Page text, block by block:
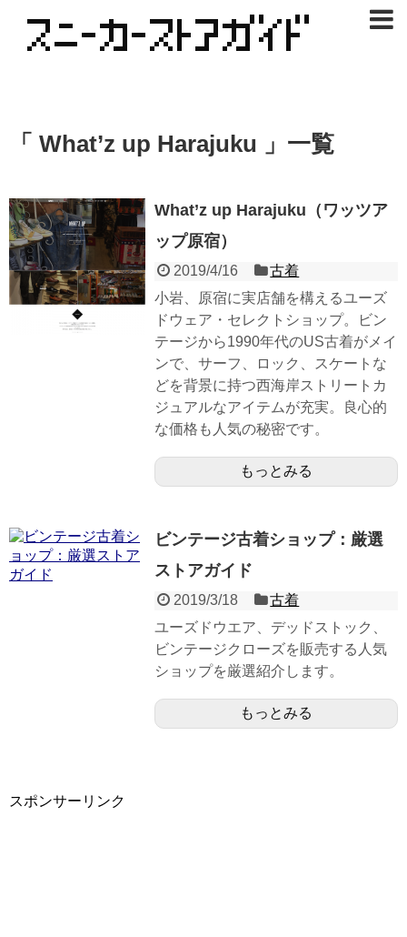
「 What’z up Harajuku 」一覧
What’z up Harajuku（ワッツア
ップ原宿）
2019/4/16
古着
小岩、原宿に実店舗を構えるユーズ
ドウェア・セレクトショップ。ビン
テージから1990年代のUS古着がメイ
ンで、サーフ、ロック、スケートな
どを背景に持つ西海岸ストリートカ
ジュアルなアイテムが充実。良心的
な価格も人気の秘密です。
もっとみる
ビンテージ古着ショップ：厳選
ストアガイド
2019/3/18
古着
ユーズドウエア、デッドストック、
ビンテージクローズを販売する人気
ショップを厳選紹介します。
もっとみる
スポンサーリンク